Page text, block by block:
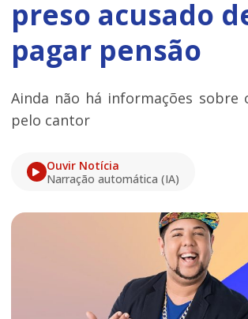
preso acusado
pagar pensão
Ainda não há informações sobre
pelo cantor
Ouvir Notícia
Narração automática (IA)